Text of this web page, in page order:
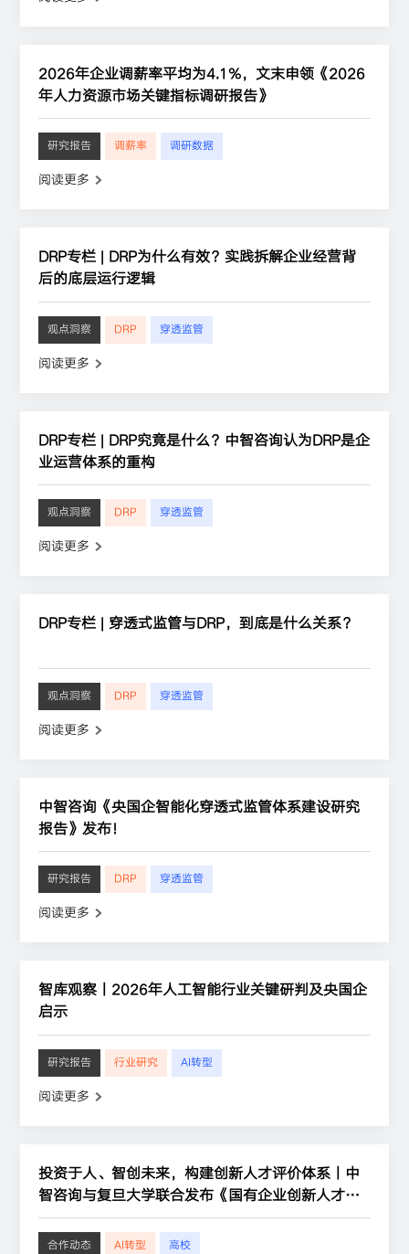
2026年企业调薪率平均为4.1%，文末申领《2026
年人力资源市场关键指标调研报告》
研究报告 调薪率 调研数据
阅读更多
DRP专栏 | DRP为什么有效？实践拆解企业经营背
后的底层运行逻辑
观点洞察 DRP 穿透监管
阅读更多
DRP专栏 | DRP究竟是什么？中智咨询认为DRP是企
业运营体系的重构
观点洞察 DRP 穿透监管
阅读更多
DRP专栏 | 穿透式监管与DRP，到底是什么关系？
观点洞察 DRP 穿透监管
阅读更多
中智咨询《央国企智能化穿透式监管体系建设研究
报告》发布！
研究报告 DRP 穿透监管
阅读更多
智库观察丨2026年人工智能行业关键研判及央国企
启示
研究报告 行业研究 AI转型
阅读更多
投资于人、智创未来，构建创新人才评价体系丨中
智咨询与复旦大学联合发布《国有企业创新人才指
数研究报告》
合作动态 AI转型 高校